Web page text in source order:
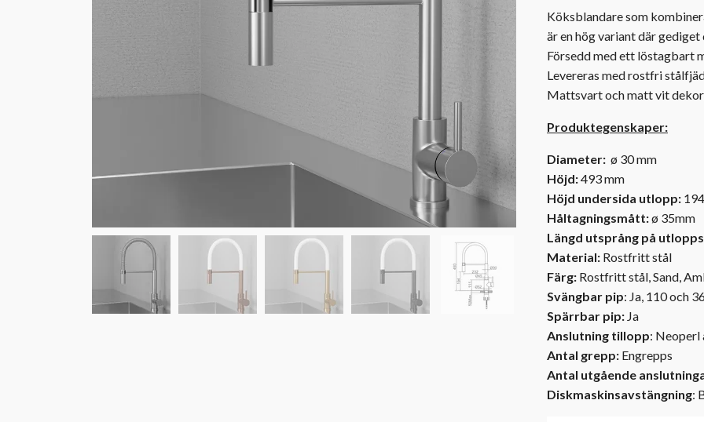
Köksblandare som
är en hög variant där
Försedd med ett löstagbart
Levereras med rostfri
Mattsvart och matt vit
Produktegenskaper:
Diameter: ø 30 mm
Höjd:493 mm
Höjd undersida utlopp:
Håltagningsmått:ø 35mm
Längd utsprång på
Material: Rostfritt stål
Färg: Rostfritt stål, Sand,
Svängbar pip: Ja, 110 och
Spärrbar pip: Ja
Anslutning tillopp: Neoperl
Antal grepp: Engrepps
Antal utgående
Diskmaskinsavstängning: